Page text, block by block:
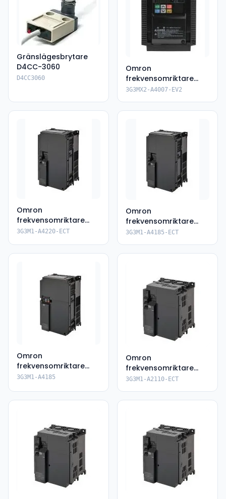
Gränslägesbrytare
D4CC-3060
D4CC3060
Omron
frekvensomriktare
3G3MX2-A4007-EV2
3G3MX2-A4007-EV2
Omron
frekvensomriktare
3G3M1-A4220-ECT
3G3M1-A4220-ECT
Omron
frekvensomriktare
3G3M1-A4185-ECT
3G3M1-A4185-ECT
Omron
frekvensomriktare
3G3M1-A4185
3G3M1-A4185
Omron
frekvensomriktare
3G3M1-A2110-ECT
3G3M1-A2110-ECT